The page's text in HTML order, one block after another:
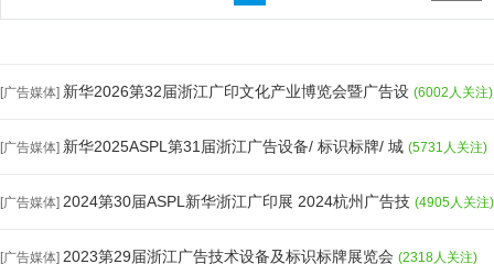
[广告媒体] 新华2026第32届浙江广印文化产业博览会暨广告设 (6002人关注)
[广告媒体] 新华2025ASPL第31届浙江广告设备/ 标识标牌/ 城 (5731人关注)
[广告媒体] 2024第30届ASPL新华浙江广印展 2024杭州广告技 (4905人关注)
[广告媒体] 2023第29届浙江广告技术设备及标识标牌展览会 (2318人关注)